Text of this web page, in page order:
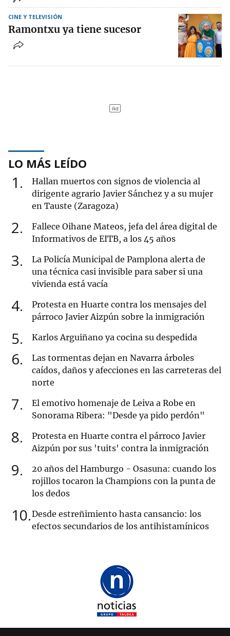
CINE Y TELEVISIÓN
Ramontxu ya tiene sucesor
LO MÁS LEÍDO
1
Hallan muertos con signos de violencia al
dirigente agrario Javier Sánchez y a su mujer
en Tauste (Zaragoza)
2
Fallece Oihane Mateos, jefa del área digital de
Informativos de EITB, a los 45 años
3
La Policía Municipal de Pamplona alerta de
una técnica casi invisible para saber si una
vivienda está vacía
4
Protesta en Huarte contra los mensajes del
párroco Javier Aizpún sobre la inmigración
5 Karlos Arguiñano ya cocina su despedida
6
Las tormentas dejan en Navarra árboles
caídos, daños y afecciones en las carreteras del
norte
7
El emotivo homenaje de Leiva a Robe en
Sonorama Ribera: "Desde ya pido perdón"
8
Protesta en Huarte contra el párroco Javier
Aizpún por sus 'tuits' contra la inmigración
9
20 años del Hamburgo - Osasuna: cuando los
rojillos tocaron la Champions con la punta de
los dedos
10 Desde estreñimiento hasta cansancio: los
efectos secundarios de los antihistamínicos